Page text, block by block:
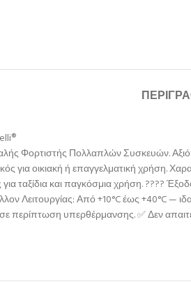
Φορτιστής Πολλαπλών Συσκευών.
για οικιακή ή επαγγελματική χρήση.
ταξίδια και παγκόσμια χρήση. ????
Λειτουργίας: Από +10°C έως +40°C —
περίπτωση υπερθέρμανσης. ✅ Δεν